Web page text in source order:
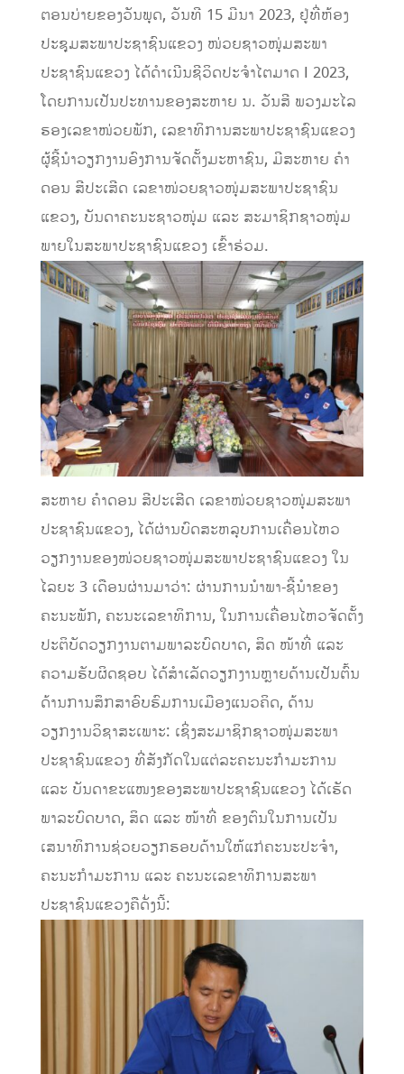
ຕອນບ່າຍຂອງວັນພຸດ, ວັນທີ 15 ມີນາ 2023, ຢູ່ທີ່ຫ້ອງ
ປະຊຸມສະພາປະຊາຊົນແຂວງ ໜ່ວຍຊາວໜຸ່ມສະພາ
ປະຊາຊົນແຂວງ ໄດ້ດໍາເນີນຊີວິດປະຈໍາໄຕມາດ I 2023,
ໂດຍການເປັນປະທານຂອງສະຫາຍ ນ. ວັນສີ ພວງມະໄລ
ຮອງເລຂາໜ່ວຍພັກ, ເລຂາທິການສະພາປະຊາຊົນແຂວງ
ຜູ້ຊີ້ນໍາວຽກງານອົງການຈັດຕັ້ງມະຫາຊົນ, ມີສະຫາຍ ຄໍາ
ດອນ ສີປະເສີດ ເລຂາໜ່ວຍຊາວໜຸ່ມສະພາປະຊາຊົນ
ແຂວງ, ບັນດາຄະນະຊາວໜຸ່ມ ແລະ ສະມາຊິກຊາວໜຸ່ມ
ພາຍໃນສະພາປະຊາຊົນແຂວງ ເຂົ້າຮ່ວມ.
ສະຫາຍ ຄໍາດອນ ສີປະເສີດ ເລຂາໜ່ວຍຊາວໜຸ່ມສະພາ
ປະຊາຊົນແຂວງ, ໄດ້ຜ່ານບົດສະຫລຸບການເຄື່ອນໄຫວ
ວຽກງານຂອງໜ່ວຍຊາວໜຸ່ມສະພາປະຊາຊົນແຂວງ ໃນ
ໄລຍະ 3 ເດືອນຜ່ານມາວ່າ: ຜ່ານການນໍາພາ-ຊີ້ນໍາຂອງ
ຄະນະພັກ, ຄະນະເລຂາທິການ, ໃນການເຄື່ອນໄຫວຈັດຕັ້ງ
ປະຕິບັດວຽກງານຕາມພາລະບົດບາດ, ສິດ ໜ້າທີ່ ແລະ
ຄວາມຮັບຜິດຊອບ ໄດ້ສໍາເລັດວຽກງານຫຼາຍດ້ານເປັນຕົ້ນ
ດ້ານການສຶກສາອົບຮົມການເມືອງແນວຄິດ, ດ້ານ
ວຽກງານວິຊາສະເພາະ: ເຊິ່ງສະມາຊິກຊາວໜຸ່ມສະພາ
ປະຊາຊົນແຂວງ ທີ່ສັງກັດໃນແຕ່ລະຄະນະກຳມະການ
ແລະ ບັນດາຂະແໜງຂອງສະພາປະຊາຊົນແຂວງ ໄດ້ເຮັດ
ພາລະບົດບາດ, ສິດ ແລະ ໜ້າທີ່ ຂອງຕົນໃນການເປັນ
ເສນາທິການຊ່ວຍວຽກຮອບດ້ານໃຫ້ແກ່ຄະນະປະຈຳ,
ຄະນະກຳມະການ ແລະ ຄະນະເລຂາທິການສະພາ
ປະຊາຊົນແຂວງຄືດັ່ງນີ້: